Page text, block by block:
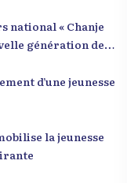
national « Chanje
génération de
d’une jeunesse
la jeunesse